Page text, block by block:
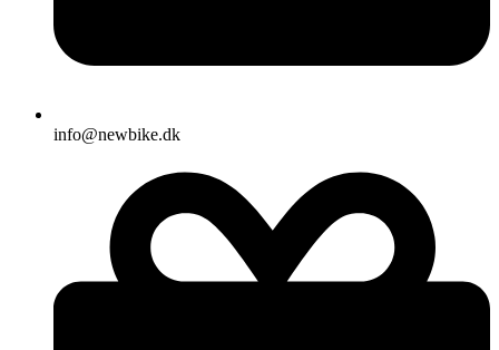
info@newbike.dk